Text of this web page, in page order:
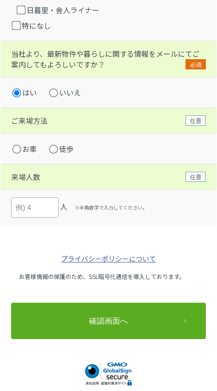
日暮里・舎人ライナー
特になし
当社より、最新物件や暮らしに関する情報をメールにてご
案内してもよろしいですか？
必須
はい いいえ
ご来場方法 任意
お車 徒歩
来場人数 任意
人 ※半角数字で入力してください。
プライバシーポリシーについて
お客様情報の保護のため、SSL暗号化通信を導入しております。